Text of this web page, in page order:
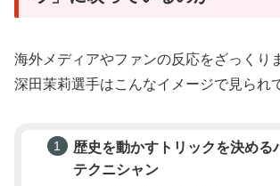
海外メディアやファンの反応をざっくり
深田茉莉選手はこんなイメージで見られ
歴史を動かすトリックを決める
テクニシャン